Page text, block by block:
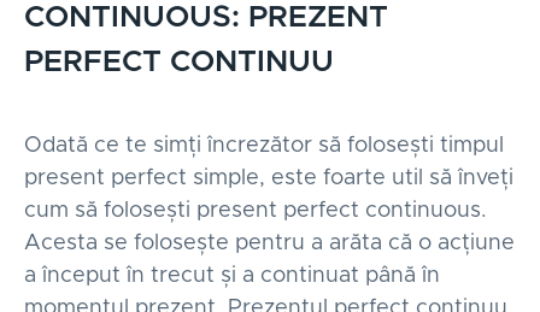
CONTINUOUS: PREZENT
PERFECT CONTINUU
Odată ce te simți încrezător să folosești timpul
present perfect simple, este foarte util să înveți
cum să folosești present perfect continuous.
Acesta se folosește pentru a arăta că o acțiune
a început în trecut și a continuat până în